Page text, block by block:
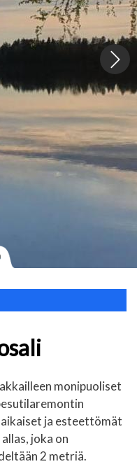
monipuoliset
ja esteettömät
joka on
2 metriä.